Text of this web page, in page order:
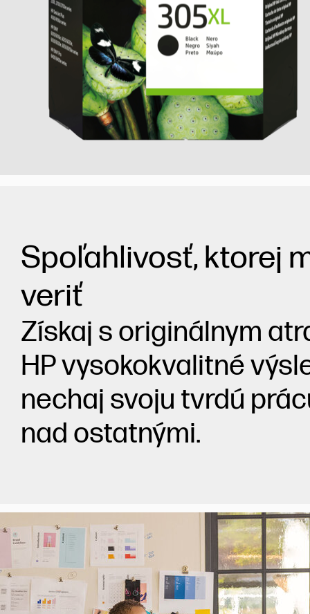
Spoľahlivosť, ktorej
veriť
Získaj s originálnym
HP vysokokvalitné
nechaj svoju tvrdú
nad ostatnými.